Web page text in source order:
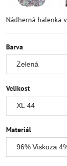
Nádherná halenka
Barva
Velikost
Materiál